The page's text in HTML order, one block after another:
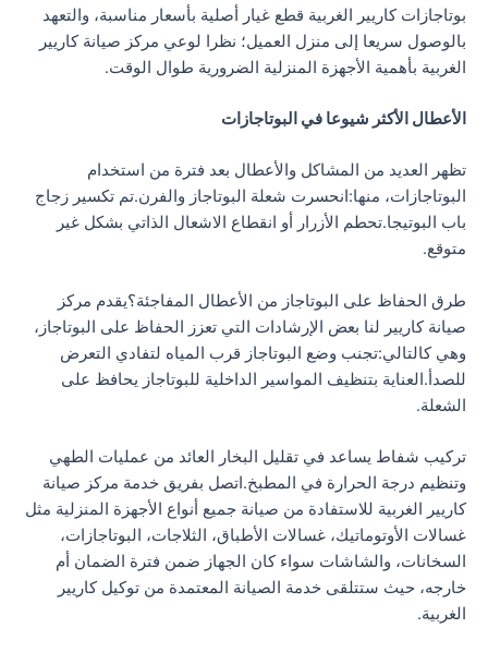
بوتاجازات كاريير الغربية قطع غيار أصلية بأسعار مناسبة، والتعهد
بالوصول سريعا إلى منزل العميل؛ نظرا لوعي مركز صيانة كاريير
الغربية بأهمية الأجهزة المنزلية الضرورية طوال الوقت.
الأعطال الأكثر شيوعا في البوتاجازات
تظهر العديد من المشاكل والأعطال بعد فترة من استخدام
البوتاجازات، منها:انحسرت شعلة البوتاجاز والفرن.تم تكسير زجاج
باب البوتيجا.تحطم الأزرار أو انقطاع الاشعال الذاتي بشكل غير
متوقع.
طرق الحفاظ على البوتاجاز من الأعطال المفاجئة؟يقدم مركز
صيانة كاريير لنا بعض الإرشادات التي تعزز الحفاظ على البوتاجاز،
وهي كالتالي:تجنب وضع البوتاجاز قرب المياه لتفادي التعرض
للصدأ.العناية بتنظيف المواسير الداخلية للبوتاجاز يحافظ على
الشعلة.
تركيب شفاط يساعد في تقليل البخار العائد من عمليات الطهي
وتنظيم درجة الحرارة في المطبخ.اتصل بفريق خدمة مركز صيانة
كاريير الغربية للاستفادة من صيانة جميع أنواع الأجهزة المنزلية مثل
غسالات الأوتوماتيك، غسالات الأطباق، الثلاجات، البوتاجازات،
السخانات، والشاشات سواء كان الجهاز ضمن فترة الضمان أم
خارجه، حيث ستتلقى خدمة الصيانة المعتمدة من توكيل كاريير
الغربية.